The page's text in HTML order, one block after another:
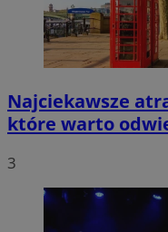
Najciekawsze
które warto
3